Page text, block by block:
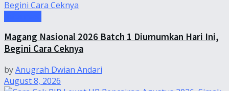
Magang Nasional 2026 Batch 1 Diumumkan Hari Ini,
Begini Cara Ceknya
byAnugrah Dwian Andari
August 8, 2026